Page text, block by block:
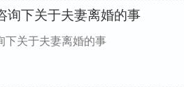
询下关于夫妻离婚的事
下关于夫妻离婚的事